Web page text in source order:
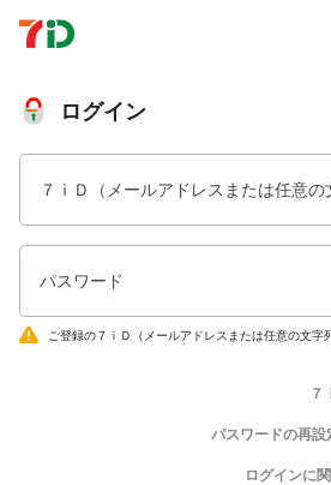
ログイン
７ｉＤ（メールアドレスまたは任意の
パスワード
ご登録の７ｉＤ（メールアドレスまたは任意の文字
７
パスワードの再設
ログインに